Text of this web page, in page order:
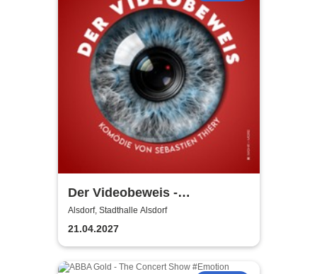
Der Videobeweis -
Grenzlandtheater Aachen
Alsdorf, Stadthalle Alsdorf
21.04.2027